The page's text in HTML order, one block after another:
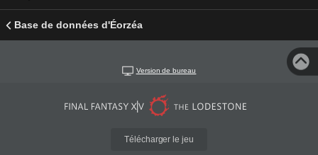
Base de données d'Éorzéa
Version de bureau
Télécharger le jeu